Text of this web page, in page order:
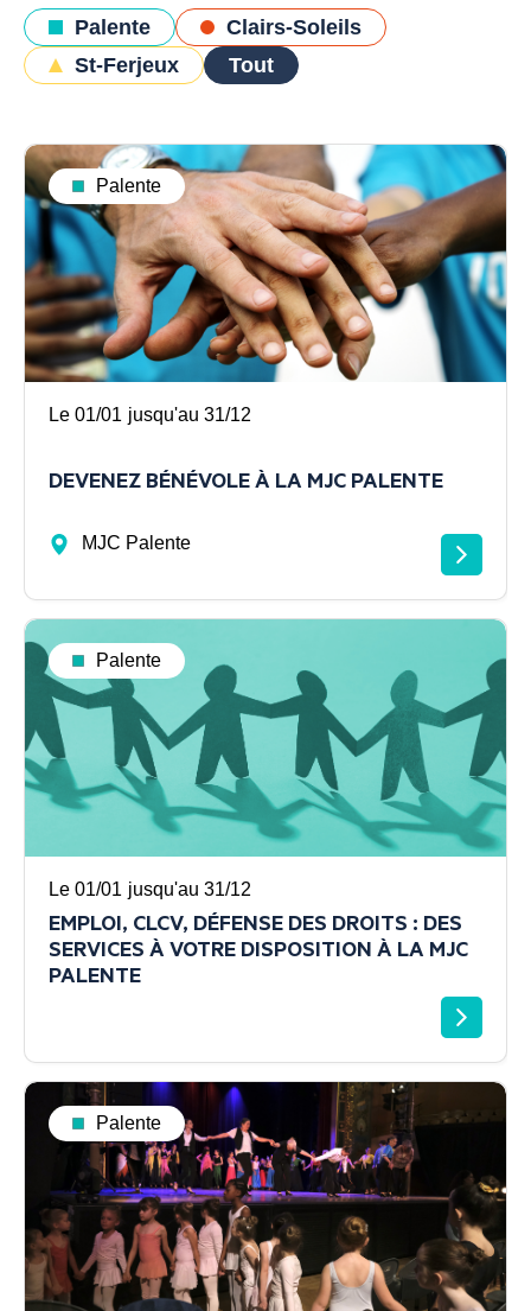
Palente
Clairs-Soleils
St-Ferjeux
Tout
Palente
Le 01/01 jusqu'au 31/12
DEVENEZ BÉNÉVOLE À LA MJC PALENTE
MJC Palente
Palente
Le 01/01 jusqu'au 31/12
EMPLOI, CLCV, DÉFENSE DES DROITS : DES
SERVICES À VOTRE DISPOSITION À LA MJC
PALENTE
Palente